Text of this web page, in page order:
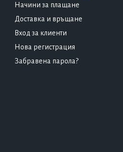
Начини за плащане
Доставка и връщане
Вход за клиенти
Нова регистрация
Забравена парола?